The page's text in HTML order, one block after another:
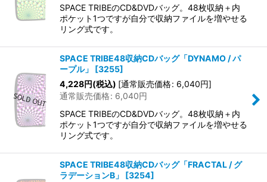
SPACE TRIBEのCD&DVDバッグ。48枚収納＋内
ポケット1つですが自分で収納ファイルを増やせる
リング式です。
SPACE TRIBE48収納CDバッグ「DYNAMO / パ
ープル」
[3255]
4,228円(税込) [通常販売価格: 6,040円]
通常販売価格: 6,040円
SPACE TRIBEのCD&DVDバッグ。48枚収納＋内
ポケット1つですが自分で収納ファイルを増やせる
リング式です。
SPACE TRIBE48収納CDバッグ「FRACTAL / グ
ラデーションB」
[3254]